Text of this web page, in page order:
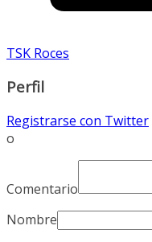
TSK Roces
Perfil
Registrarse con Twitter
o
Comentario
Nombre